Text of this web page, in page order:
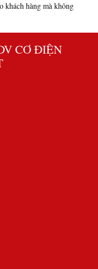
khách hàng mà không
CƠ ĐIỆN